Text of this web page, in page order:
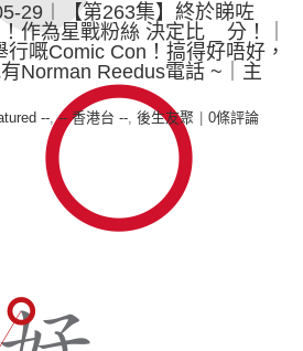
29︱【第263集】終於睇咗
作為星戰粉絲 決定比 _ 分！｜
嘅Comic Con！搞得好唔好，
Norman Reedus電話 ~｜主
--,-- 香港台 --, 後生友聚 0條評論